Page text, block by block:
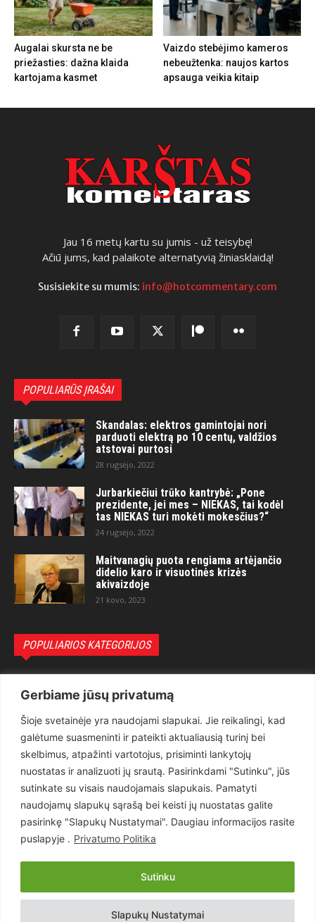
Gerbiame jūsų privatumą
Šioje svetainėje yra naudojami slapukai. Jie reikalingi, kad
galėtume suasmeninti ir pateikti aktualiausią turinį bei
skelbimus, atpažinti vartotojus, prisiminti lankytojų
nuostatas ir analizuoti jų srautą. Pasirinkdami "Sutinku", jūs
sutinkate su visais naudojamais slapukais. Pamatyti
naudojamų slapukų sąrašą bei keisti jų nuostatas galite
pasirinkę "Slapukų Nustatymai". Daugiau informacijos rasite
puslapyje . Privatumo Politika
Slapukų Nustatymai
Sutinku
Augalai skursta ne be
priežasties: dažna klaida
kartojama kasmet
Vaizdo stebėjimo kameros
nebeužtenka: naujos kartos
apsauga veikia kitaip
Jau 16 metų kartu su jumis - už teisybę!
Ačiū jums, kad palaikote alternatyvią žiniasklaidą!
Susisiekite su mumis: info@hotcommentary.com
POPULIARŪS ĮRAŠAI
Skandalas: elektros gamintojai nori
parduoti elektrą po 10 centų, valdžios
atstovai purtosi
28 rugsėjo, 2022
Jurbarkiečiui trūko kantrybė: „Pone
prezidente, jei mes – NIEKAS, tai kodėl
tas NIEKAS turi mokėti mokesčius?“
24 rugsėjo, 2022
Maitvanagių puota rengiama artėjančio
didelio karo ir visuotinės krizės
akivaizdoje
21 kovo, 2023
POPULIARIOS KATEGORIJOS
Teisėsauga
1497
Aktualu
Lietuva
619
Pasaulis
Статьи на русском
Articles in english
Copyright © 2026 UAB „Goruva“. Visos teisės saugomos.